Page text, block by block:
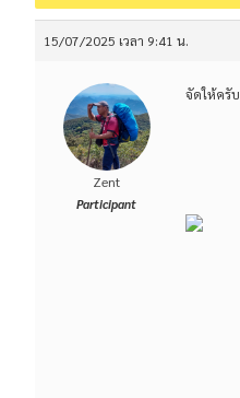
15/07/2025 เวลา 9:41 น.
Zent
Participant
จัดให้ครับ